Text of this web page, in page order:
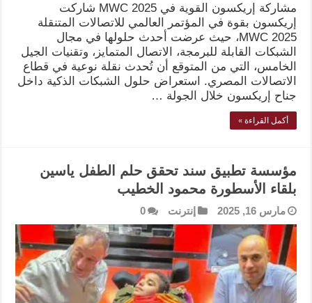
مشاركة إريكسون القوية في MWC 2025 شاركت
إريكسون بقوة في المؤتمر العالمي للاتصالات المتنقلة
MWC 2025، حيث عرضت أحدث حلولها في مجال
الشبكات القابلة للبرمجة، الاتصال المتمايز، وتقنيات الجيل
الخامس، التي من المتوقع أن تُحدث نقلة نوعية في قطاع
الاتصالات المصري. استعراض حلول الشبكات الذكية داخل
جناح إريكسون خلال الجولة …
أكمل القراءة »
مؤسسة تطبيق سند تحقق حلم الطفل ياسين
بلقاء الأسطورة محمود الخطيب
مارس 16, 2025 إنترنت 0